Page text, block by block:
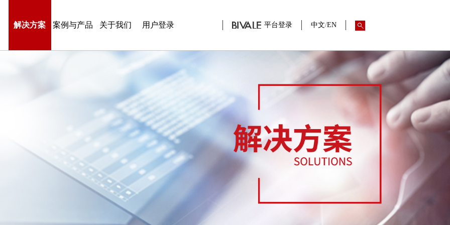
解决方案 案例与产品 关于我们 用户登录 平台登录 中文/EN